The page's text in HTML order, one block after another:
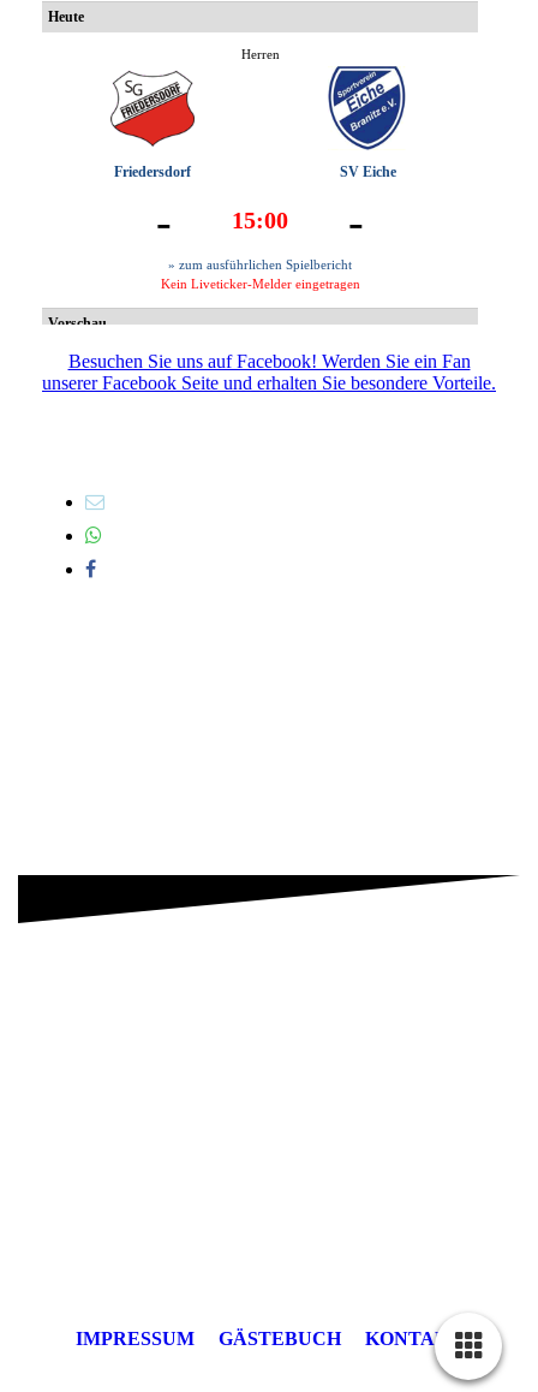
Besuchen Sie uns auf Facebook! Werden Sie ein Fan
unserer Facebook Seite und erhalten Sie besondere Vorteile.
IMPRESSUM GÄSTEBUCH KONTAKT